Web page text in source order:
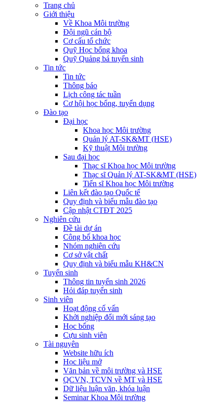
Trang chủ
Giới thiệu
Về Khoa Môi trường
Đội ngũ cán bộ
Cơ cấu tổ chức
Quỹ Học bổng khoa
Quỹ Quảng bá tuyển sinh
Tin tức
Tin tức
Thông báo
Lịch công tác tuần
Cơ hội học bổng, tuyển dụng
Đào tạo
Đại học
Khoa học Môi trường
Quản lý AT-SK&MT (HSE)
Kỹ thuật Môi trường
Sau đại học
Thạc sĩ Khoa học Môi trường
Thạc sĩ Quản lý AT-SK&MT (HSE)
Tiến sĩ Khoa học Môi trường
Liên kết đào tạo Quốc tế
Quy định và biểu mẫu đào tạo
Cập nhật CTĐT 2025
Nghiên cứu
Đề tài dự án
Công bố khoa học
Nhóm nghiên cứu
Cơ sở vật chất
Quy định và biểu mẫu KH&CN
Tuyển sinh
Thông tin tuyển sinh 2026
Hỏi đáp tuyển sinh
Sinh viên
Hoạt động cố vấn
Khởi nghiệp đổi mới sáng tạo
Học bổng
Cựu sinh viên
Tài nguyên
Website hữu ích
Học liệu mở
Văn bản về môi trường và HSE
QCVN, TCVN về MT và HSE
Dữ liệu luận văn, khóa luận
Seminar Khoa Môi trường